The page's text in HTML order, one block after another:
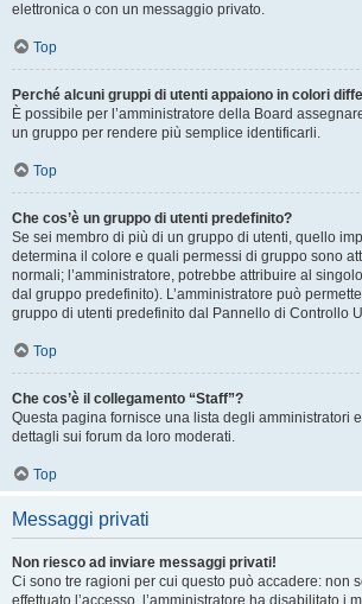
elettronica o con un messaggio privato.
Top
Perché alcuni gruppi di utenti appaiono in colori
È possibile per l’amministratore della Board
un gruppo per rendere più semplice identificarli.
Top
Che cos’è un gruppo di utenti predefinito?
Se sei membro di più di un gruppo di utenti, quello
determina il colore e quali permessi di gruppo sono
normali; l’amministratore, potrebbe attribuire al
dal gruppo predefinito). L’amministratore può
gruppo di utenti predefinito dal Pannello di Controllo
Top
Che cos’è il collegamento “Staff”?
Questa pagina fornisce una lista degli amministratori
dettagli sui forum da loro moderati.
Top
Messaggi privati
Non riesco ad inviare messaggi privati!
Ci sono tre ragioni per cui questo può accadere: non
effettuato l’accesso, l’amministratore ha disabilitato i